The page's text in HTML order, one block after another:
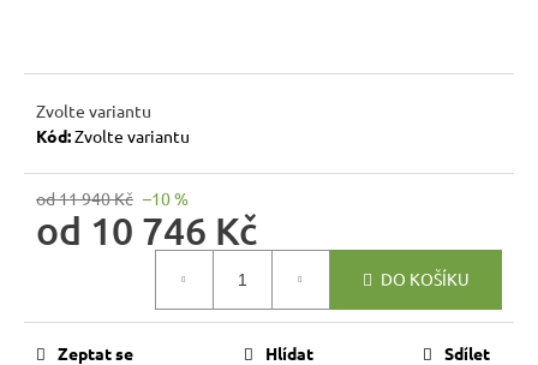
Zvolte variantu
Kód:Zvolte variantu
od 11 940 Kč –10 %
od 10 746 Kč
DO KOŠÍKU
Zeptat se Hlídat Sdílet
ŽIDLE
MEXICANA
SIL22
403
Kč
Původně: